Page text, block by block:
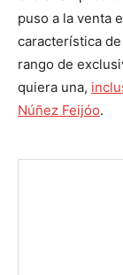
puso a la venta
característica
rango de
quiera una,
Núñez Feijóo.